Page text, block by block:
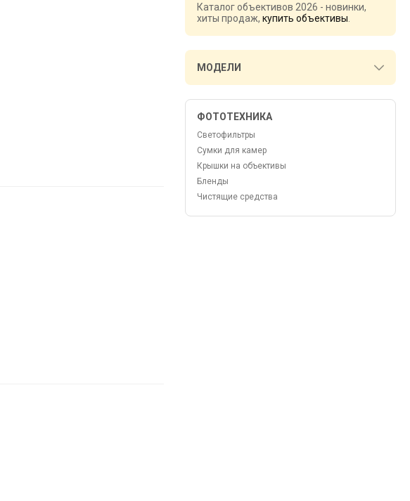
Каталог объективов 2026 - новинки,
хиты продаж, купить объективы
МОДЕЛИ
ФОТОТЕХНИКА
Светофильтры
Сумки для камер
Крышки на объективы
Бленды
Чистящие средства